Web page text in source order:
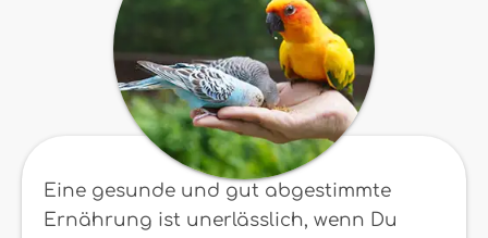
Eine gesunde und gut abgestimmte
Ernährung ist unerlässlich, wenn Du